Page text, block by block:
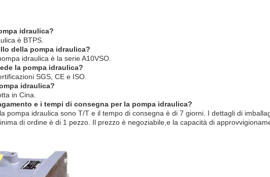
idraulica?
è BTPS.
della pompa idraulica?
idraulica è la serie A10VSO.
la pompa idraulica?
SGS, CE e ISO.
idraulica?
in Cina.
e i tempi di consegna per la pompa idraulica?
pompa idraulica sono T/T e il tempo di consegna è di 7 giorni. I dettagli di
di ordine è di 1 pezzo. Il prezzo è negoziabile,e la capacità di